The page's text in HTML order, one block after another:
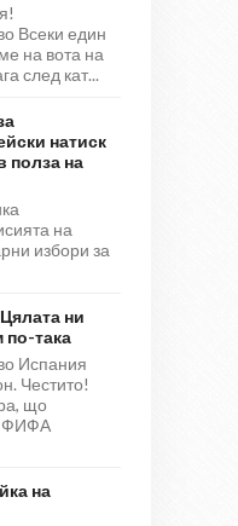
Всеки един
на вота на
след кат...
натиск
полза на
на
избори за
ни
по-така
Испания
Честито!
що
ФИФА
на